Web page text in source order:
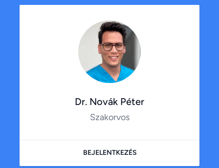
Dr. Novák Péter
Szakorvos
BEJELENTKEZÉS